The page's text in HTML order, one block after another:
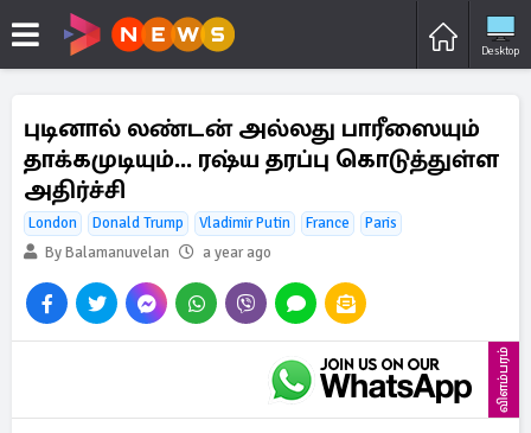
Desktop
புடினால் லண்டன் அல்லது பாரீஸையும்
தாக்கமுடியும்... ரஷ்ய தரப்பு கொடுத்துள்ள
அதிர்ச்சி
London Donald Trump Vladimir Putin France
Paris
By Balamanuvelan
a year ago
விளம்பரம்